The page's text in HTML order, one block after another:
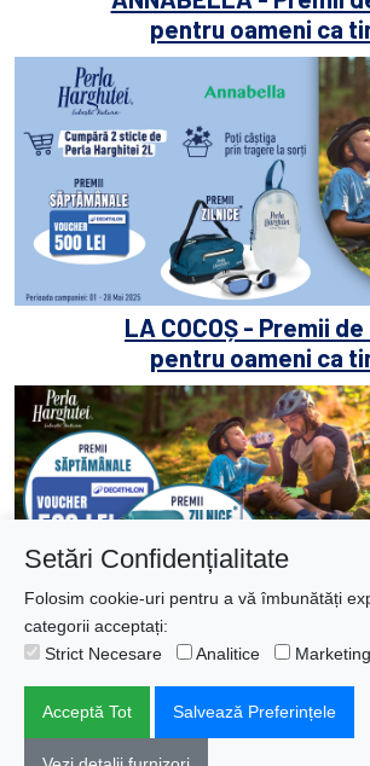
pentru oameni ca
LA COCOȘ - Premii
pentru oameni ca
Copyright © 2025 ∣ All Rights
Setări Confidențialitate
Folosim cookie-uri pentru a vă îmbunătăți
categorii acceptați:
Strict Necesare
Analitice Marketing
Acceptă Tot Salvează Preferințele